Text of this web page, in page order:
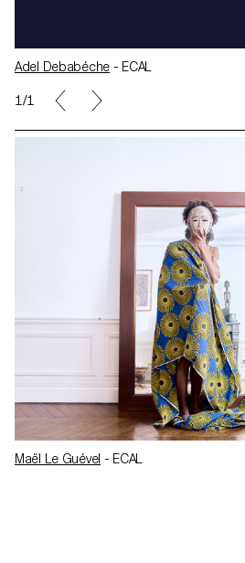
Adel Debabéche - ECAL
1/1
Maël Le Guével - ECAL